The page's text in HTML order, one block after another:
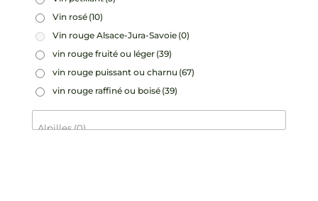
Vin rosé (10)
Vin rouge Alsace-Jura-Savoie (0)
vin rouge fruité ou léger (39)
vin rouge puissant ou charnu (67)
vin rouge raffiné ou boisé (39)